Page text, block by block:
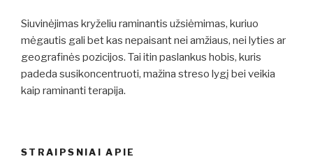
Siuvinėjimas kryželiu raminantis užsiėmimas, kuriuo
mėgautis gali bet kas nepaisant nei amžiaus, nei lyties ar
geografinės pozicijos. Tai itin paslankus hobis, kuris
padeda susikoncentruoti, mažina streso lygį bei veikia
kaip raminanti terapija.
STRAIPSNIAI APIE